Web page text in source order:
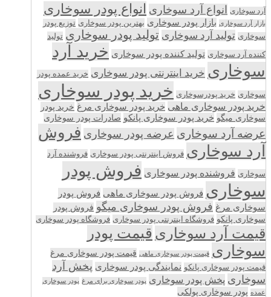
آرد سوخاری انواع آرد سوخاری انواع پودر سوخاری
بازار آرد سوخاری بازار پودر سوخاری بهترین پودر سوخاری توزیع پودر
سوخاری تولید آرد سوخاری تولید پودر سوخاری تولید
کننده آرد سوخاری تولید کننده پودر سوخاری خرید آرد
سوخاری خرید اینترنتی پودر سوخاری خرید عمده پودر
سوخاری خرید پودرسوخاری خرید پودر سوخاری
خرید پودر سوخاری ماهی خرید پودر سوخاری مرغ خرید پودر
سوخاری میگو خرید پودر سوخاری پانکو صادرات پودر سوخاری
عرضه آرد سوخاری عرضه پودر سوخاری فروش
آرد سوخاری فروش اینترنتی پودر سوخاری فروشنده آرد
سوخاری فروشنده پودر سوخاری فروش پودر
سوخاری فروش پودر سوخاری ماهی فروش پودر
سوخاری مرغ فروش پودر سوخاری میگو فروش پودر
سوخاری پانکو فروشگاه اینترنتی پودر سوخاری فروشگاه پودر سوخاری
قیمت آرد سوخاری قیمت پودر
سوخاری قیمت پودر سوخاری ماهی قیمت پودر سوخاری مرغ
قیمت پودر سوخاری پانکو نمایندگی پودر سوخاری پخش آرد
سوخاری پخش پودر سوخاری پودر سوخاری برای مرغ پودر سوخاری
عمده پودر سوخاری پولکی